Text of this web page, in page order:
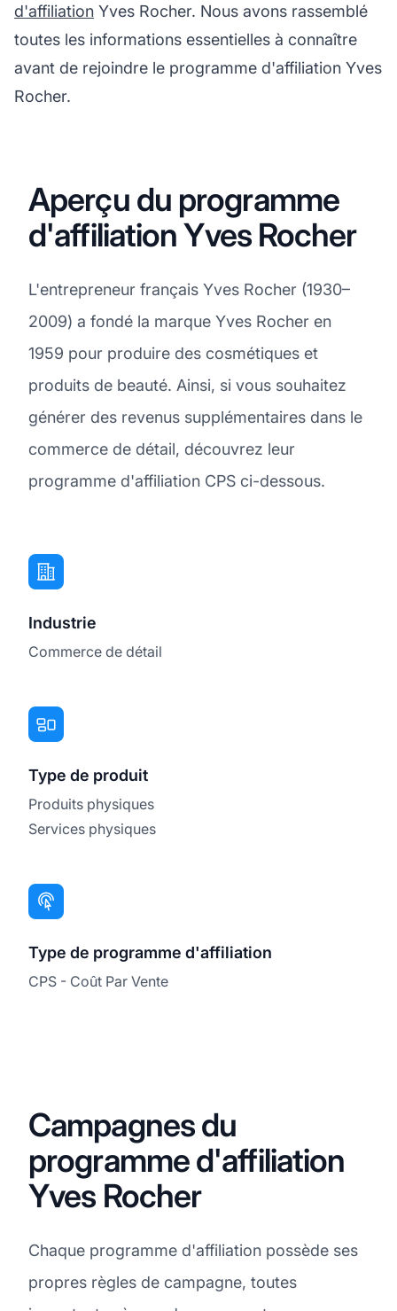
d'affiliation Yves Rocher. Nous avons rassemblé
toutes les informations essentielles à connaître
avant de rejoindre le programme d'affiliation Yves
Rocher.
Aperçu du programme
d'affiliation Yves Rocher
L'entrepreneur français Yves Rocher (1930–
2009) a fondé la marque Yves Rocher en
1959 pour produire des cosmétiques et
produits de beauté. Ainsi, si vous souhaitez
générer des revenus supplémentaires dans le
commerce de détail, découvrez leur
programme d'affiliation CPS ci-dessous.
Industrie
Commerce de détail
Type de produit
Produits physiques
Services physiques
Type de programme d'affiliation
CPS - Coût Par Vente
Campagnes du
programme d'affiliation
Yves Rocher
Chaque programme d'affiliation possède ses
propres règles de campagne, toutes